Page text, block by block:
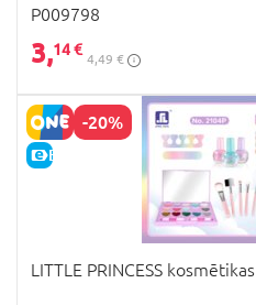
P009798
3,14 €
4,49 €
-20%
E-CENA
LITTLE PRINCESS